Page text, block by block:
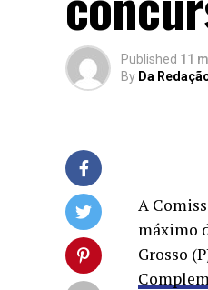
Published 11
By Da
A
máximo
Grosso